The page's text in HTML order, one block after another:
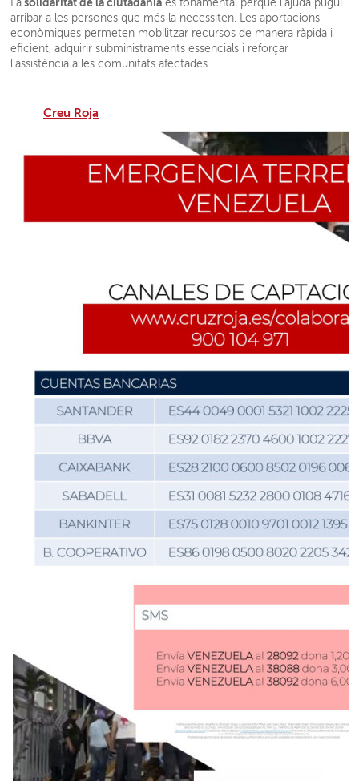
La solidaritat de la ciutadania és fonamental perquè l'ajuda pugui
arribar a les persones que més la necessiten. Les aportacions
econòmiques permeten mobilitzar recursos de manera ràpida i
eficient, adquirir subministraments essencials i reforçar
l'assistència a les comunitats afectades.
Creu Roja